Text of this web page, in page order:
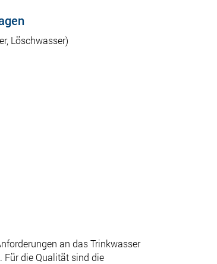
Löschwasser)
an das Trinkwasser
Für die Qualität sind die